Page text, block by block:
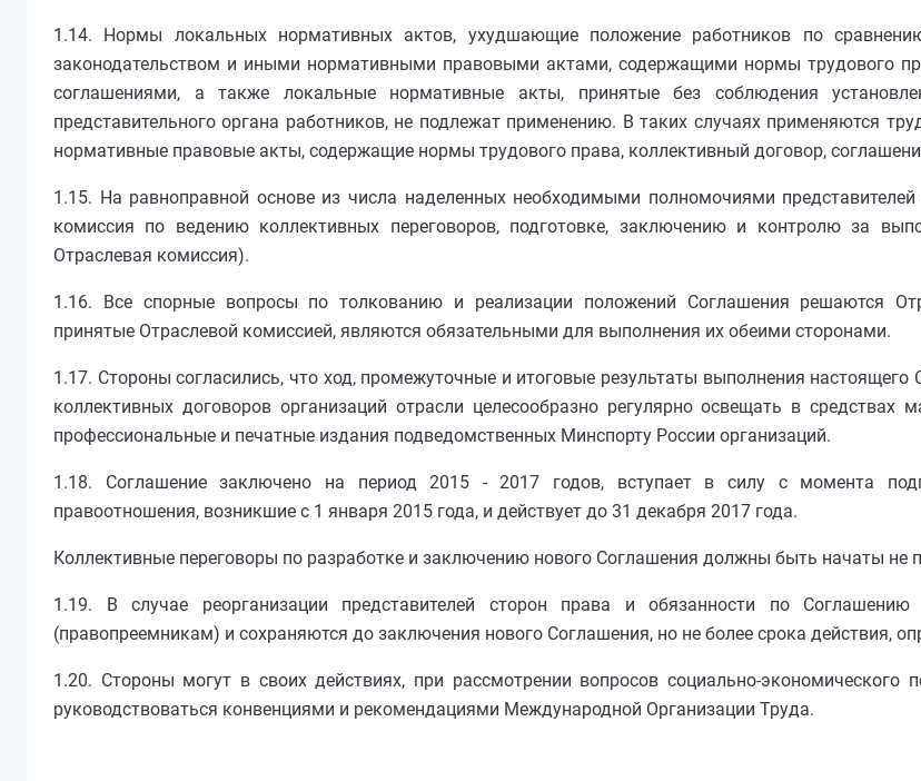
1.14. Нормы локальных нормативных актов, ухудшающие положение работников по
законодательством и иными нормативными правовыми актами, содержащими нормы трудового
соглашениями, а также локальные нормативные акты, принятые без соблюдения
представительного органа работников, не подлежат применению. В таких случаях применяются
нормативные правовые акты, содержащие нормы трудового права, коллективный договор,
1.15. На равноправной основе из числа наделенных необходимыми полномочиями представителей
комиссия по ведению коллективных переговоров, подготовке, заключению и контролю за
Отраслевая комиссия).
1.16. Все спорные вопросы по толкованию и реализации положений Соглашения решаются
принятые Отраслевой комиссией, являются обязательными для выполнения их обеими сторонами.
1.17. Стороны согласились, что ход, промежуточные и итоговые результаты выполнения
коллективных договоров организаций отрасли целесообразно регулярно освещать в средствах
профессиональные и печатные издания подведомственных Минспорту России организаций.
1.18. Соглашение заключено на период 2015 - 2017 годов, вступает в силу с момента
правоотношения, возникшие с 1 января 2015 года, и действует до 31 декабря 2017 года.
Коллективные переговоры по разработке и заключению нового Соглашения должны быть начаты не
1.19. В случае реорганизации представителей сторон права и обязанности по Соглашению
(правопреемникам) и сохраняются до заключения нового Соглашения, но не более срока действия,
1.20. Стороны могут в своих действиях, при рассмотрении вопросов социально-экономического
руководствоваться конвенциями и рекомендациями Международной Организации Труда.